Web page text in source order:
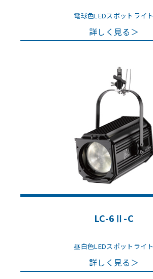
電球色LEDスポットライト
詳しく見る＞
LC-6Ⅱ-C
昼白色LEDスポットライト
詳しく見る＞